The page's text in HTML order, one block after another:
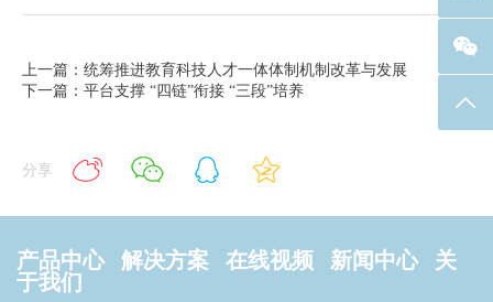
上一篇：统筹推进教育科技人才一体体制机制改革与发展
下一篇：平台支撑 “四链”衔接 “三段”培养
分享
产品中心 解决方案 在线视频 新闻中心
关
于我们
返回